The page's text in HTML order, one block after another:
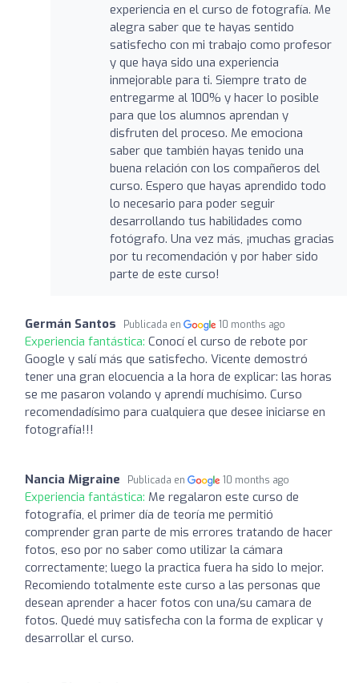
experiencia en el curso de fotografía. Me
alegra saber que te hayas sentido
satisfecho con mi trabajo como profesor
y que haya sido una experiencia
inmejorable para ti. Siempre trato de
entregarme al 100% y hacer lo posible
para que los alumnos aprendan y
disfruten del proceso. Me emociona
saber que también hayas tenido una
buena relación con los compañeros del
curso. Espero que hayas aprendido todo
lo necesario para poder seguir
desarrollando tus habilidades como
fotógrafo. Una vez más, ¡muchas gracias
por tu recomendación y por haber sido
parte de este curso!
Germán Santos Publicada en 10 months ago
Experiencia fantástica: Conocí el curso de rebote por
Google y salí más que satisfecho. Vicente demostró
tener una gran elocuencia a la hora de explicar: las horas
se me pasaron volando y aprendí muchísimo. Curso
recomendadísimo para cualquiera que desee iniciarse en
fotografía!!!
Nancia Migraine Publicada en 10 months ago
Experiencia fantástica: Me regalaron este curso de
fotografía, el primer día de teoría me permitió
comprender gran parte de mis errores tratando de hacer
fotos, eso por no saber como utilizar la cámara
correctamente; luego la practica fuera ha sido lo mejor.
Recomiendo totalmente este curso a las personas que
desean aprender a hacer fotos con una/su camara de
fotos. Quedé muy satisfecha con la forma de explicar y
desarrollar el curso.